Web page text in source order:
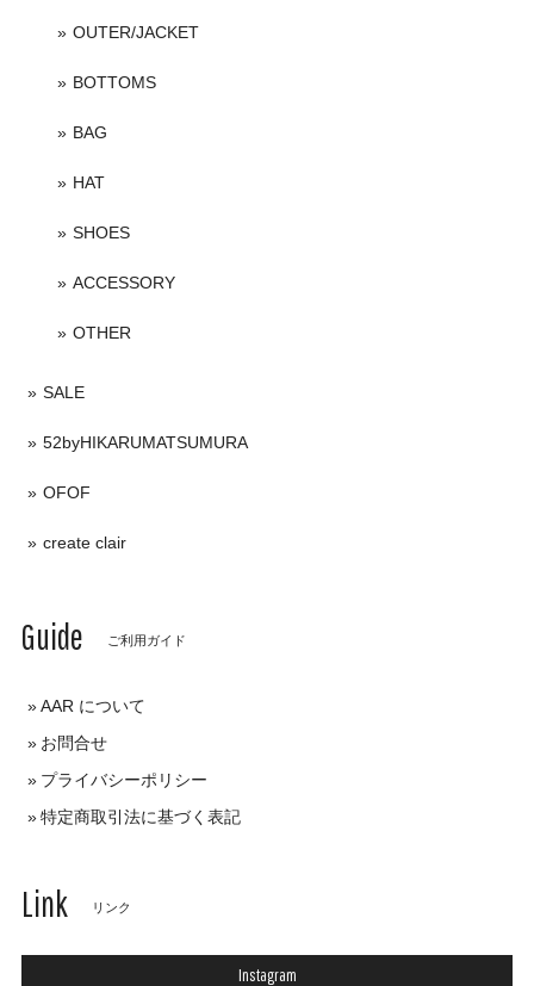
OUTER/JACKET
BOTTOMS
BAG
HAT
SHOES
ACCESSORY
OTHER
SALE
52byHIKARUMATSUMURA
OFOF
create clair
Guide ご利用ガイド
AAR について
お問合せ
プライバシーポリシー
特定商取引法に基づく表記
Link リンク
Instagram